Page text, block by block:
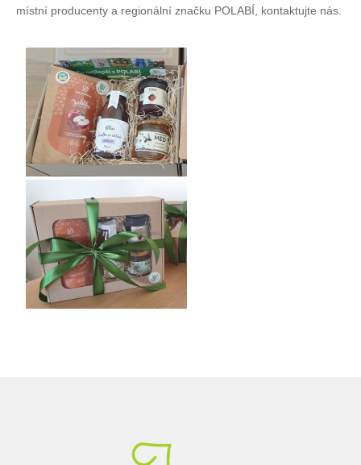
místní producenty a regionální značku POLABÍ, kontaktujte nás.